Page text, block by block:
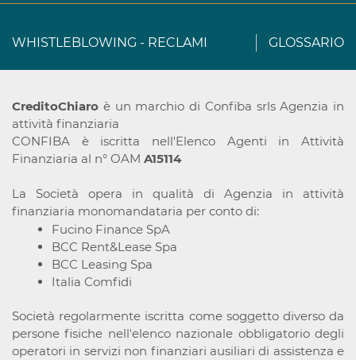
WHISTLEBLOWING - RECLAMI GLOSSARIO
CreditoChiaro è un marchio di Confiba srls Agenzia in
attività finanziaria
CONFIBA è iscritta nell'Elenco Agenti in Attività
Finanziaria al n° OAM A15114
La Società opera in qualità di Agenzia in attività
finanziaria monomandataria per conto di:
Fucino Finance SpA
BCC Rent&Lease Spa
BCC Leasing Spa
Italia Comfidi
Società regolarmente iscritta come soggetto diverso da
persone fisiche nell'elenco nazionale obbligatorio degli
operatori in servizi non finanziari ausiliari di assistenza e